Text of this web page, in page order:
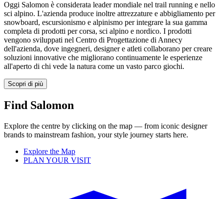
Oggi Salomon è considerata leader mondiale nel trail running e nello
sci alpino. L'azienda produce inoltre attrezzature e abbigliamento per
snowboard, escursionismo e alpinismo per integrare la sua gamma
completa di prodotti per corsa, sci alpino e nordico. I prodotti
vengono sviluppati nel Centro di Progettazione di Annecy
dell'azienda, dove ingegneri, designer e atleti collaborano per creare
soluzioni innovative che migliorano continuamente le esperienze
all'aperto di chi vede la natura come un vasto parco giochi.
Scopri di più
Find Salomon
Explore the centre by clicking on the map — from iconic designer
brands to mainstream fashion, your style journey starts here.
Explore the Map
PLAN YOUR VISIT